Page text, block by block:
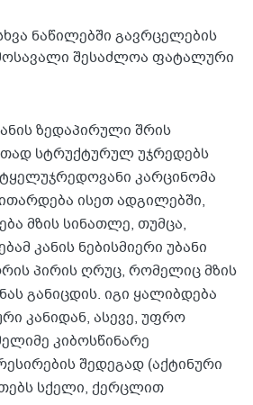
ნაწილებში გავრცელების
შესაძლოა ფატალური
ზედაპირული შრის
სტრუქტურულ უჯრედებს
კარცინომა
ისეთ ადგილებში,
მზის სინათლე, თუმცა,
კანის ნებისმიერი უბანი
პირის ღრუც, რომელიც მზის
განიცდის. იგი ყალიბდება
კანიდან, ასევე, უფრო
კიბოსწინარე
შედეგად (აქტინური
სქელი, ქერცლით